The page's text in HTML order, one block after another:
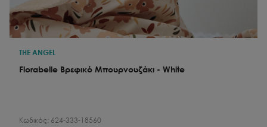
THE ANGEL
Florabelle Βρεφικό Μπουρνουζάκι - White
Κωδικός: 624-333-18560